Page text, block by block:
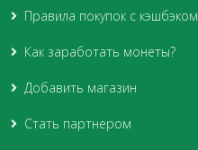
Правила покупок с кэшбэком
Как заработать монеты?
Добавить магазин
Стать партнером